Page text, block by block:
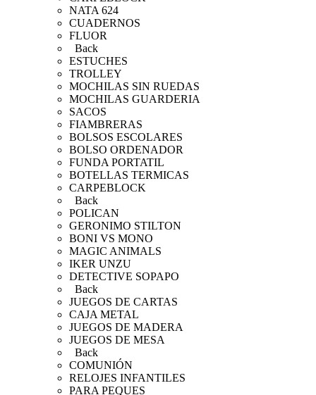
NATA 624
CUADERNOS
FLUOR
Back
ESTUCHES
TROLLEY
MOCHILAS SIN RUEDAS
MOCHILAS GUARDERIA
SACOS
FIAMBRERAS
BOLSOS ESCOLARES
BOLSO ORDENADOR
FUNDA PORTATIL
BOTELLAS TERMICAS
CARPEBLOCK
Back
POLICAN
GERONIMO STILTON
BONI VS MONO
MAGIC ANIMALS
IKER UNZU
DETECTIVE SOPAPO
Back
JUEGOS DE CARTAS
CAJA METAL
JUEGOS DE MADERA
JUEGOS DE MESA
Back
COMUNIÓN
RELOJES INFANTILES
PARA PEQUES